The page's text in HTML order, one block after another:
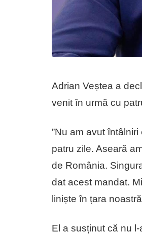
Adrian Veștea a
venit în urmă cu
”Nu am avut
patru zile. Aseară
de România.
dat acest mandat.
liniște în țara
El a susținut că nu